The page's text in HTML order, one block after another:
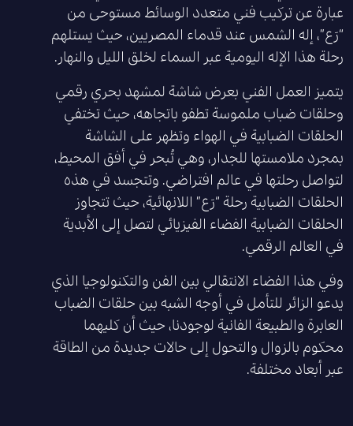
عبارة عن تركيب فني متعدد الوسائط مستوحى من
“رَع”، إله الشمس عند قدماء المصريين، حيث يستلهم
رحلة هذا الإله اليومية عبر السماء لخلق الليل والنهار.
يتميز العمل الفني بعرض شاشة لمشهد بحري رقمي
وحلقات ضباب ملموسة تطفو باتجاهه، حيث تختفي
الحلقات الضبابية في الهواء وتظهر على الشاشة
بمجرد ملامستها للجدار، وهي تُبحر في أفق المحيط،
لتواصل رحلتها في عالم افتراضي. وتتجسد في هذه
الحلقات الضبابية رحلة “رَع” اللانهائية، حيث تتجاوز
الحلقات الضبابية الفضاء الفيزيائي لتصل إلى الأبدية
في العالم الرقمي.
وفي هذا الفضاء الانتقالي بين الفن والتكنولوجيا الذي
يدعو الزائر للتأمل في أوجه الشبه بين حلقات الضباب
العابرة والطبيعة الفانية لوجودنا، حيث أن كليهما
محكوم بالزوال والتحول إلى حالات جديدة من الطاقة
عبر أبعاد مختلفة.